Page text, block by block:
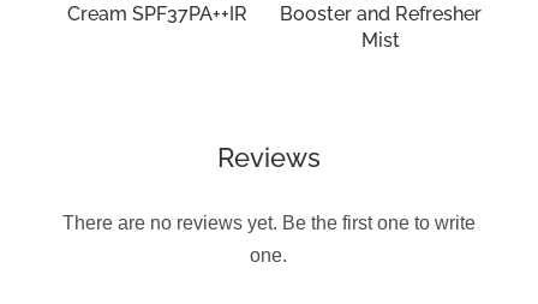
Cream SPF37PA++IR
Booster and Refresher
Mist
Reviews
There are no reviews yet. Be the first one to write
one.